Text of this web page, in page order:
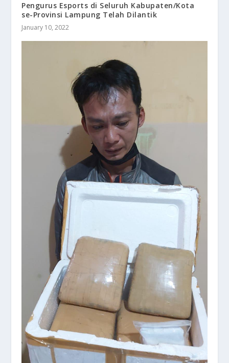
Pengurus Esports di Seluruh Kabupaten/Kota
se-Provinsi Lampung Telah Dilantik
January 10, 2022